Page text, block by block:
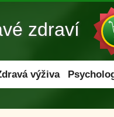
zdraví
výživa